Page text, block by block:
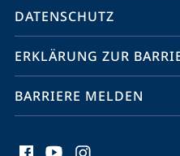
Kontakte
DATENSCHUTZ
ERKLÄRUNG ZUR
BARRIERE MELDEN